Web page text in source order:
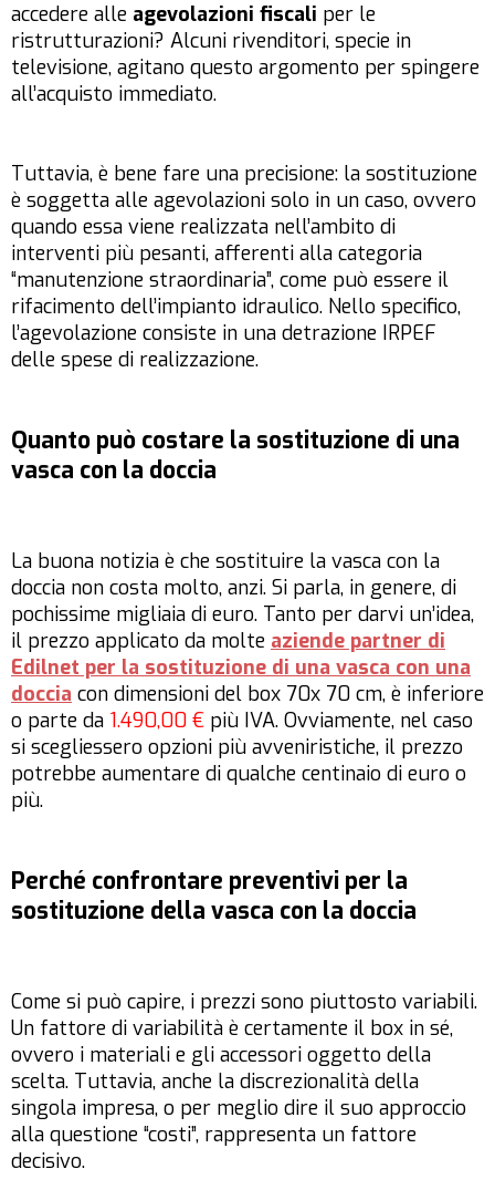
accedere alle agevolazioni fiscali per le
ristrutturazioni? Alcuni rivenditori, specie in
televisione, agitano questo argomento per spingere
all’acquisto immediato.
Tuttavia, è bene fare una precisione: la sostituzione
è soggetta alle agevolazioni solo in un caso, ovvero
quando essa viene realizzata nell’ambito di
interventi più pesanti, afferenti alla categoria
“manutenzione straordinaria”, come può essere il
rifacimento dell’impianto idraulico. Nello specifico,
l’agevolazione consiste in una detrazione IRPEF
delle spese di realizzazione.
Quanto può costare la sostituzione di una
vasca con la doccia
La buona notizia è che sostituire la vasca con la
doccia non costa molto, anzi. Si parla, in genere, di
pochissime migliaia di euro. Tanto per darvi un’idea,
il prezzo applicato da molte aziende partner di
Edilnet per la sostituzione di una vasca con una
doccia con dimensioni del box 70x 70 cm, è inferiore
o parte da 1.490,00 € più IVA. Ovviamente, nel caso
si scegliessero opzioni più avveniristiche, il prezzo
potrebbe aumentare di qualche centinaio di euro o
più.
Perché confrontare preventivi per la
sostituzione della vasca con la doccia
Come si può capire, i prezzi sono piuttosto variabili.
Un fattore di variabilità è certamente il box in sé,
ovvero i materiali e gli accessori oggetto della
scelta. Tuttavia, anche la discrezionalità della
singola impresa, o per meglio dire il suo approccio
alla questione “costi”, rappresenta un fattore
decisivo.